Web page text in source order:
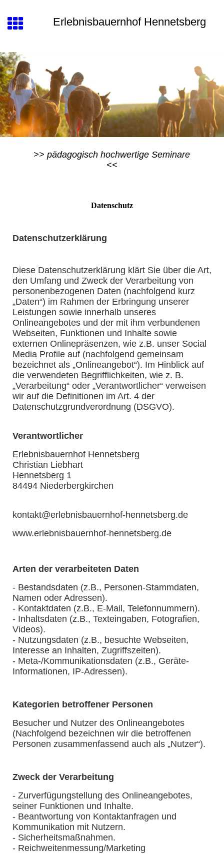
Erlebnisbauernhof Hennetsberg
>> pädagogisch hochwertige Seminare
<<
Datenschutz
Datenschutzerklärung
Diese Datenschutzerklärung klärt Sie über die Art,
den Umfang und Zweck der Verarbeitung von
personenbezogenen Daten (nachfolgend kurz
„Daten“) im Rahmen der Erbringung unserer
Leistungen sowie innerhalb unseres
Onlineangebotes und der mit ihm verbundenen
Webseiten, Funktionen und Inhalte sowie
externen Onlinepräsenzen, wie z.B. unser Social
Media Profile auf (nachfolgend gemeinsam
bezeichnet als „Onlineangebot“). Im Hinblick auf
die verwendeten Begrifflichkeiten, wie z. B.
„Verarbeitung“ oder „Verantwortlicher“ verweisen
wir auf die Definitionen im Art. 4 der
Datenschutzgrundverordnung (DSGVO).
Verantwortlicher
Erlebnisbauernhof Hennetsberg
Christian Liebhart
Hennetsberg 1
84494 Niederbergkirchen
kontakt@erlebnisbauernhof-hennetsberg.de
www.erlebnisbauernhof-hennetsberg.de
Arten der verarbeiteten Daten
- Bestandsdaten (z.B., Personen-Stammdaten,
Namen oder Adressen).
- Kontaktdaten (z.B., E-Mail, Telefonnummern).
- Inhaltsdaten (z.B., Texteingaben, Fotografien,
Videos).
- Nutzungsdaten (z.B., besuchte Webseiten,
Interesse an Inhalten, Zugriffszeiten).
- Meta-/Kommunikationsdaten (z.B., Geräte-
Informationen, IP-Adressen).
Kategorien betroffener Personen
Besucher und Nutzer des Onlineangebotes
(Nachfolgend bezeichnen wir die betroffenen
Personen zusammenfassend auch als „Nutzer“).
Zweck der Verarbeitung
- Zurverfügungstellung des Onlineangebotes,
seiner Funktionen und Inhalte.
- Beantwortung von Kontaktanfragen und
Kommunikation mit Nutzern.
- Sicherheitsmaßnahmen.
- Reichweitenmessung/Marketing